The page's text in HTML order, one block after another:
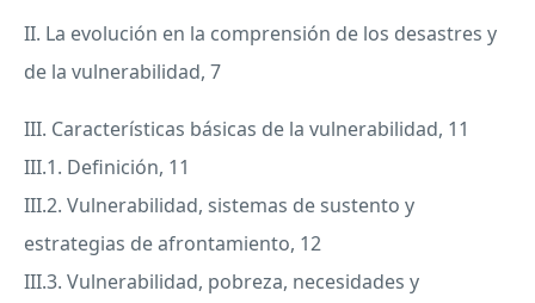
II. La evolución en la comprensión de los desastres y
de la vulnerabilidad, 7
III. Características básicas de la vulnerabilidad, 11
III.1. Definición, 11
III.2. Vulnerabilidad, sistemas de sustento y
estrategias de afrontamiento, 12
III.3. Vulnerabilidad, pobreza, necesidades y